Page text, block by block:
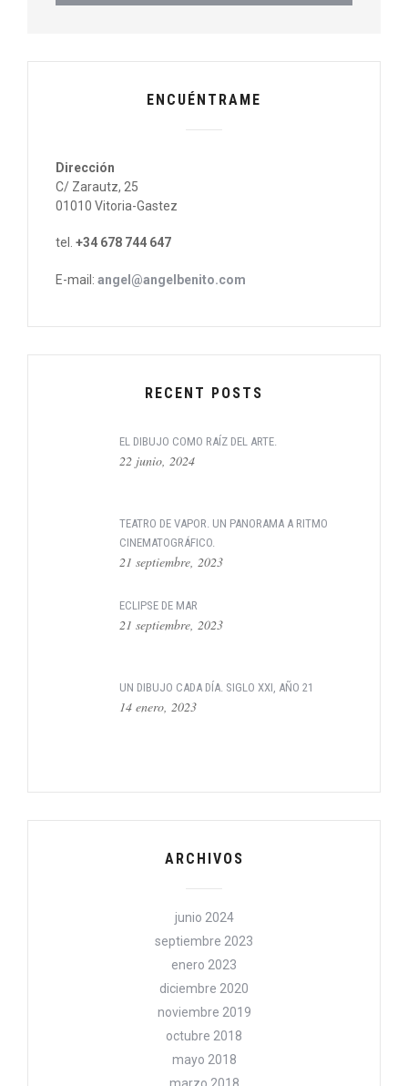
ENCUÉNTRAME
Dirección
C/ Zarautz, 25
01010 Vitoria-Gastez
tel. +34 678 744 647
E-mail: angel@angelbenito.com
RECENT POSTS
EL DIBUJO COMO RAÍZ DEL ARTE.
22 junio, 2024
TEATRO DE VAPOR. UN PANORAMA A RITMO
CINEMATOGRÁFICO.
21 septiembre, 2023
ECLIPSE DE MAR
21 septiembre, 2023
UN DIBUJO CADA DÍA. SIGLO XXI, AÑO 21
14 enero, 2023
ARCHIVOS
junio 2024
septiembre 2023
enero 2023
diciembre 2020
noviembre 2019
octubre 2018
mayo 2018
marzo 2018